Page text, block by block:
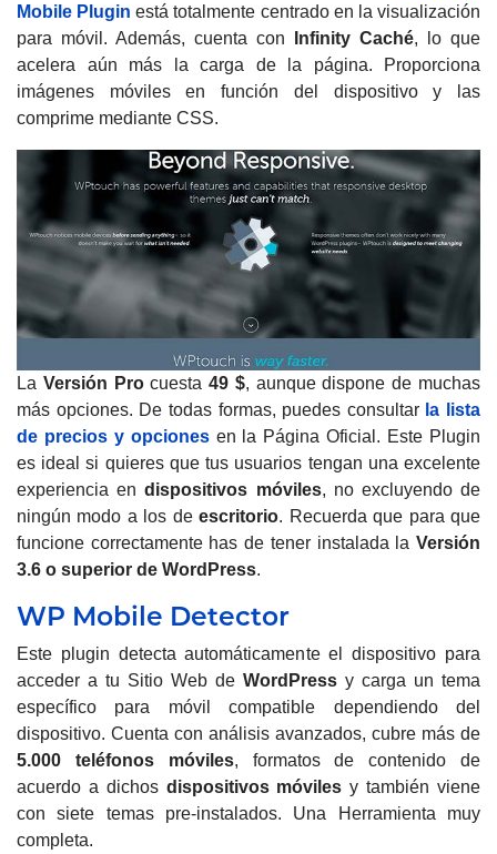
Mobile Plugin está totalmente centrado en la visualización
para móvil. Además, cuenta con
Infinity Caché, lo que
acelera aún más la carga de la página. Proporciona
imágenes móviles en función del dispositivo y las
comprime mediante CSS.
La Versión Procuesta49 $, aunque dispone de muchas
más opciones. De todas formas, puedes consultar la lista
de precios y opcionesen la Página Oficial. Este Plugin
es ideal si quieres que tus usuarios tengan una excelente
experiencia endispositivos móviles, no excluyendo de
ningún modo a los deescritorio. Recuerda que para que
funcione correctamente has de tener instalada la Versión
3.6 o superior de WordPress.
WP Mobile Detector
Este plugin detecta automáticamente el dispositivo para
acceder a tu Sitio Web de WordPress y carga un tema
específico para móvil compatible dependiendo del
dispositivo. Cuenta con análisis avanzados, cubre más de
5.000 teléfonos móviles, formatos de contenido de
acuerdo a dichos dispositivos móviles y también viene
con siete temas pre-instalados. Una Herramienta muy
completa.